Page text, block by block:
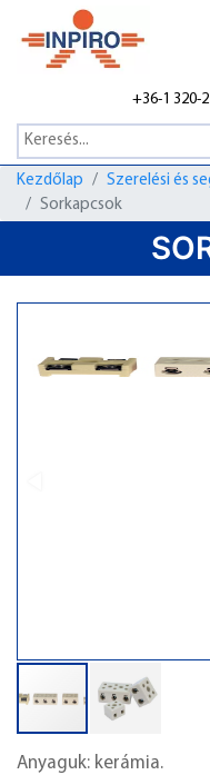
+36-1 320-
Kezdőlap Szerelési és
Sorkapcsok
Anyaguk: kerámia.